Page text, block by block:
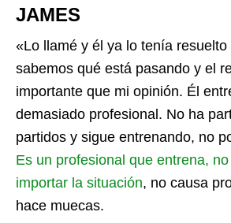
JAMES
«Lo llamé y él ya lo tenía resuelto
sabemos qué está pasando y el
importante que mi opinión. Él
demasiado profesional. No ha
partidos y sigue entrenando, no
Es un profesional que entrena,
importar la situación, no causa
hace muecas.